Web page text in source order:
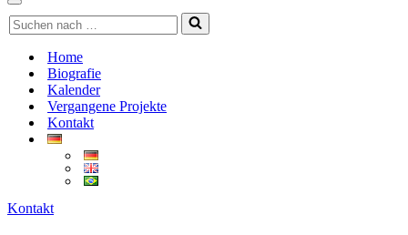
Navigations-
Menü
Suchen
nach …
Home
Biografie
Kalender
Vergangene Projekte
Kontakt
Kontakt